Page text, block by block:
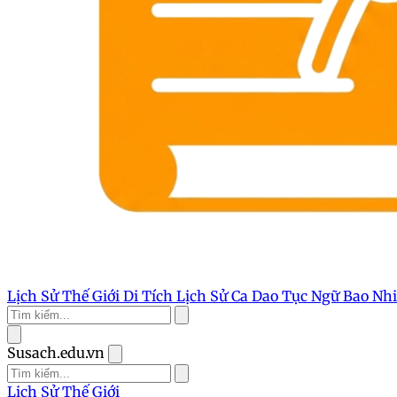
Lịch Sử Thế Giới Di Tích Lịch SửCa Dao Tục NgữBao
Susach.edu.vn
Lịch Sử Thế Giới